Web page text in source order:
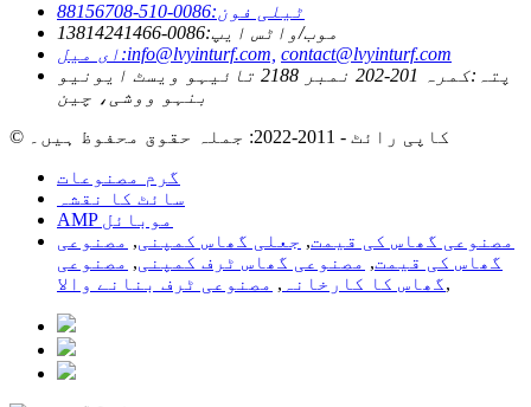
ٹیلی فون:0086-510-88156708
موب/واٹس ایپ:0086-13814241466
ای میل:info@lvyinturf.com, contact@lvyinturf.com
پتہ:
کمرہ 201-202 نمبر 2188 تائیہو ویسٹ ایونیو
بنہو ووشی، چین
© کاپی رائٹ - 2011-2022: جملہ حقوق محفوظ ہیں۔
گرم مصنوعات
سائٹ کا نقشہ
AMP موبائل
مصنوعی گھاس کی قیمت, جعلی گھاس کمپنی, مصنوعی
گھاس کی قیمت, مصنوعی گھاس ٹرف کمپنی, مصنوعی
گھاس کا کارخانہ , مصنوعی ٹرف بنانے والا ,